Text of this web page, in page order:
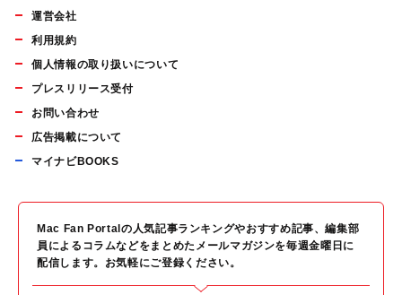
運営会社
利用規約
個人情報の取り扱いについて
プレスリリース受付
お問い合わせ
広告掲載について
マイナビBOOKS
Mac Fan Portalの人気記事ランキングやおすすめ記事、編集部
員によるコラムなどをまとめたメールマガジンを毎週金曜日に
配信します。お気軽にご登録ください。